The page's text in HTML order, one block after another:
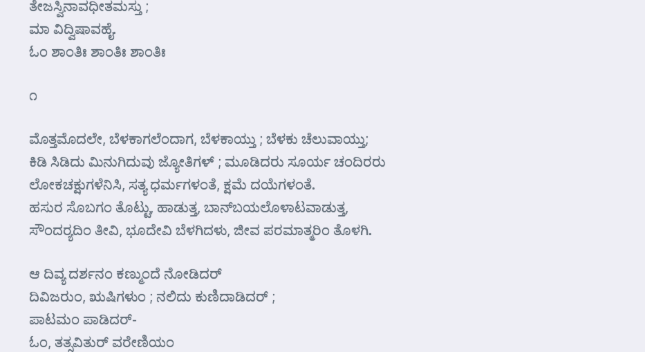
ತೇಜಸ್ವಿನಾವಧೀತಮಸ್ತು ;
ಮಾ ವಿದ್ವಿಷಾವಹೈ.
ಓಂ ಶಾಂತಿಃ ಶಾಂತಿಃ ಶಾಂತಿಃ
೧
ಮೊತ್ತಮೊದಲೇ, ಬೆಳಕಾಗಲೆಂದಾಗ, ಬೆಳಕಾಯ್ತು ; ಬೆಳಕು ಚೆಲುವಾಯ್ತು;
ಕಿಡಿ ಸಿಡಿದು ಮಿನುಗಿದುವು ಜ್ಯೋತಿಗಳ್‌ ; ಮೂಡಿದರು ಸೂರ್ಯ ಚಂದಿರರು
ಲೋಕಚಕ್ಷುಗಳೆನಿಸಿ, ಸತ್ಯ ಧರ್ಮಗಳಂತೆ, ಕ್ಷಮೆ ದಯೆಗಳಂತೆ.
ಹಸುರ ಸೊಬಗಂ ತೊಟ್ಟು, ಹಾಡುತ್ತ, ಬಾನ್‌ಬಯಲೊಳಾಟವಾಡುತ್ತ,
ಸೌಂದರ್‍ಯದಿಂ ತೀವಿ, ಭೂದೇವಿ ಬೆಳಗಿದಳು, ಜೀವ ಪರಮಾತ್ಮರಿಂ ತೊಳಗಿ.
ಆ ದಿವ್ಯ ದರ್ಶನಂ ಕಣ್ಮುಂದೆ ನೋಡಿದರ್
ದಿವಿಜರುಂ, ಋಷಿಗಳುಂ ; ನಲಿದು ಕುಣಿದಾಡಿದ‌ರ್‌ ;
ಪಾಟಮಂ ಪಾಡಿದರ್-
ಓಂ, ತತ್ಸವಿತುರ್ ವರೇಣಿಯಂ